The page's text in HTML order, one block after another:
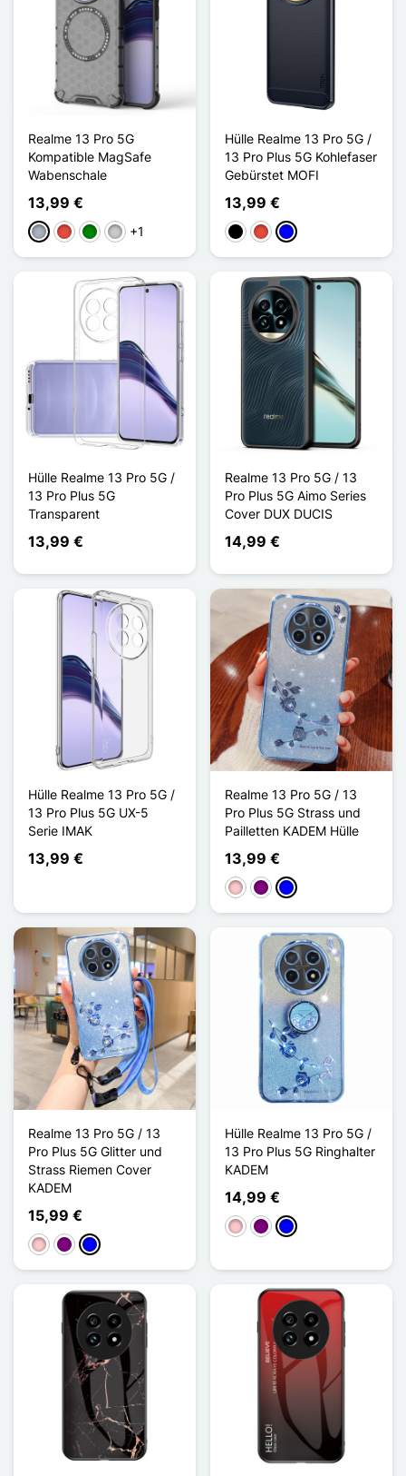
Realme 13 Pro 5G
Kompatible MagSafe
Wabenschale
13,99 €
GrauRot GrünTransparent
+1
Hülle Realme 13 Pro 5G /
13 Pro Plus 5G Kohlefaser
Gebürstet MOFI
13,99 €
Schwarz
Rot Blau
Hülle Realme 13 Pro 5G /
13 Pro Plus 5G
Transparent
13,99 €
Realme 13 Pro 5G / 13
Pro Plus 5G Aimo Series
Cover DUX DUCIS
14,99 €
Hülle Realme 13 Pro 5G /
13 Pro Plus 5G UX-5
Serie IMAK
13,99 €
Realme 13 Pro 5G / 13
Pro Plus 5G Strass und
Pailletten KADEM Hülle
13,99 €
PinkViolett
Blau
Realme 13 Pro 5G / 13
Pro Plus 5G Glitter und
Strass Riemen Cover
KADEM
15,99 €
PinkViolett
Blau
Hülle Realme 13 Pro 5G /
13 Pro Plus 5G Ringhalter
KADEM
14,99 €
PinkViolett
Blau